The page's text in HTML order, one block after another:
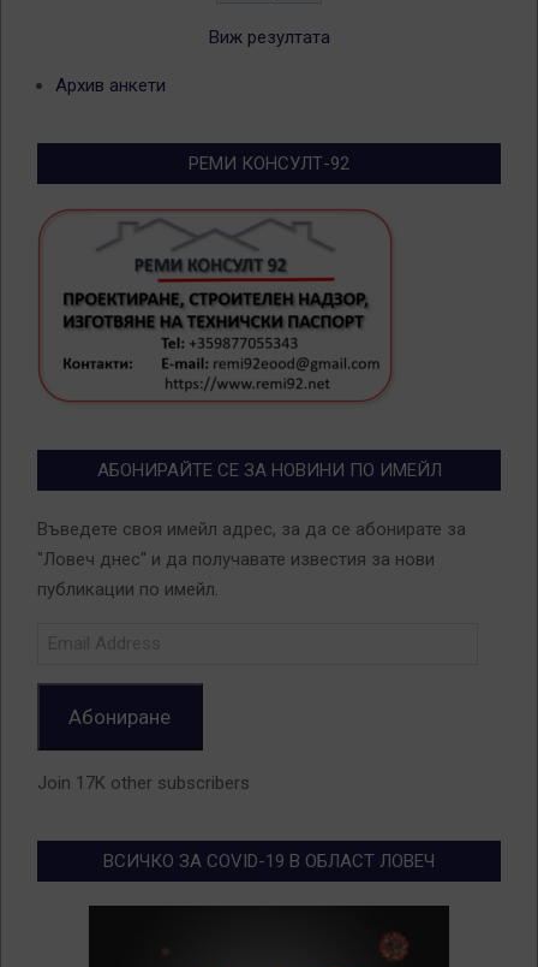
Виж резултата
Архив анкети
РЕМИ КОНСУЛТ-92
АБОНИРАЙТЕ СЕ ЗА НОВИНИ ПО ИМЕЙЛ
Въведете своя имейл адрес, за да се абонирате за
"Ловеч днес" и да получавате известия за нови
публикации по имейл.
Абониране
Join 17K other subscribers
ВСИЧКО ЗА COVID-19 В ОБЛАСТ ЛОВЕЧ